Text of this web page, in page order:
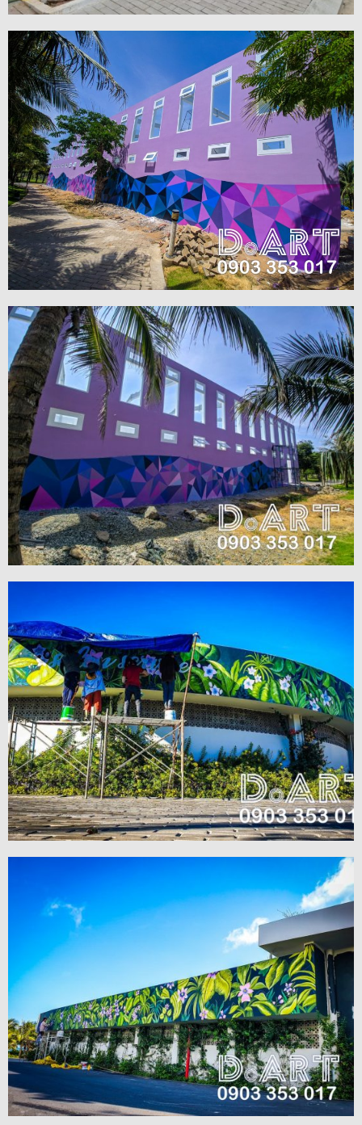
VIEW MORE
VIEW MORE
VIEW MORE
VIEW MORE